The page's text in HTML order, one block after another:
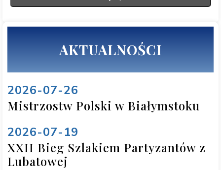
AKTUALNOŚCI
2026-07-26
Mistrzostw Polski w Białymstoku
2026-07-19
XXII Bieg Szlakiem Partyzantów z
Lubatowej